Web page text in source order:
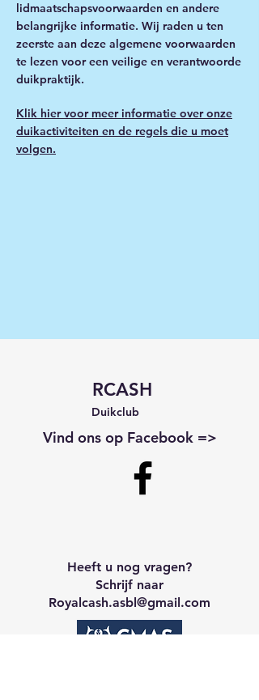
lidmaatschapsvoorwaarden en andere
belangrijke informatie. Wij raden u ten
zeerste aan deze algemene voorwaarden
te lezen voor een veilige en verantwoorde
duikpraktijk.
Klik hier voor meer informatie over onze
duikactiviteiten en de regels die u moet
volgen.
RCASH
Duikclub
Vind ons op Facebook =>
Heeft u nog vragen?
Schrijf naar
Royalcash.asbl@gmail.com